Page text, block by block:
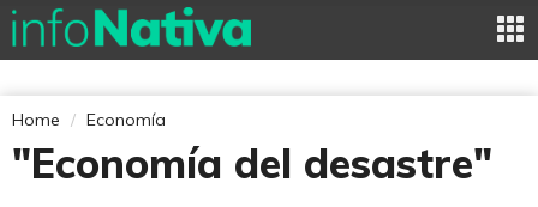
Home Economía
"Economía del desastre"